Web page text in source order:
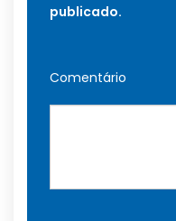
publicado.
Comentário